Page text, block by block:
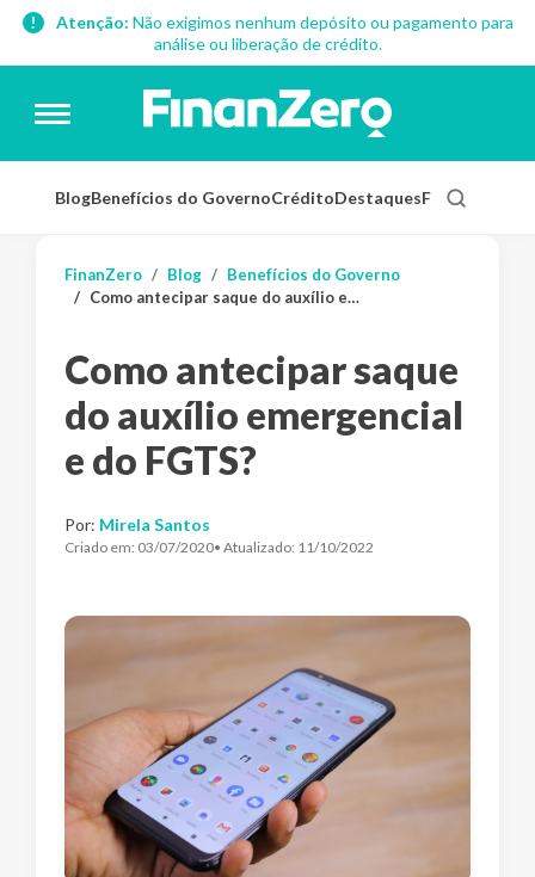
Atenção: Não exigimos nenhum depósito ou pagamento para
análise ou liberação de crédito.
BlogBenefícios do GovernoCréditoDestaquesFinanças
FinanZero Blog
Benefícios do Governo
Como antecipar saque do auxílio emergencial e do FGTS?
Como antecipar saque
do auxílio emergencial
e do FGTS?
Por: Mirela Santos
Criado em: 03/07/2020• Atualizado: 11/10/2022